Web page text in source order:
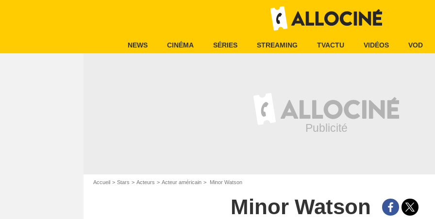
NEWS CINÉMA SÉRIES STREAMING TVACTU VIDÉOS VOD
Accueil Stars Acteurs Acteur américain Minor Watson
Minor Watson